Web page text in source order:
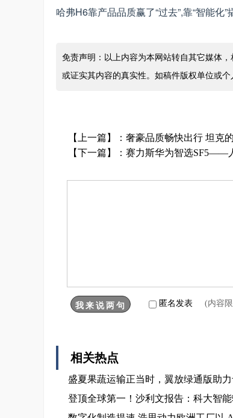
哈弗H6靠产品品质赢了“过去”,靠“智能化
免责声明：以上内容为本网站转自其它媒体
或证实其内容的真实性。如稿件版权单位或
【上一篇】： 奢豪品质畅快出行 坦克
【下一篇】： 赛力斯华为智选SF5——
匿名发表 (内容
相关热点
盛夏果蔬运输正当时，翼放绿通版助
登顶全球第一！沙利文报告：科大智